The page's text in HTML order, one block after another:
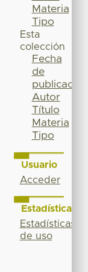
Materia
Tipo
Esta
colección
Fecha
de
publicación
Autor
Título
Materia
Tipo
Usuario
Acceder
Estadísticas
Estadísticas
de uso